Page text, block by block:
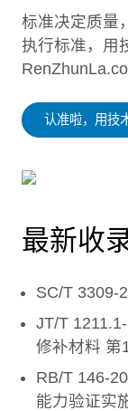
标准决定质量
执行标准，用
认准啦，用技
最新收
SC/T 3309-
JT/T
修补材料 第
RB/T 146-
能力验证实